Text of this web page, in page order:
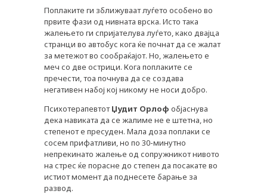
Поплаките ги зближуваат луѓето особено во
првите фази од нивната врска. Исто така
жалењето ги спријателува луѓето, како двајца
странци во автобус кога ќе почнат да се жалат
за метежот во сообраќајот. Но, жалењето е
меч со две острици. Кога поплаките се
пречести, тоа почнува да се создава
негативен набој кој никому не носи добро.
ПсихотерапевтотЏудит Орлоф објаснува
дека навиката да се жалиме не е штетна, но
степенот е пресуден. Мала доза поплаки се
сосем прифатливи, но по 30-минутно
непрекинато жалење од сопружникот нивото
на стрес ќе порасне до степен да посакате во
истиот момент да поднесете барање за
развод.